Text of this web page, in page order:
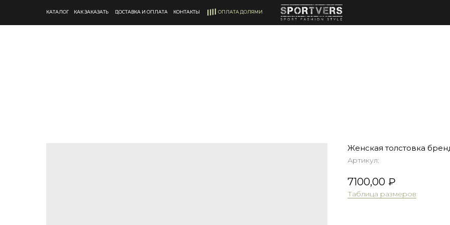
ОПЛАТА ДОЛЯМИ
КАТАЛОГ КАК ЗАКАЗАТЬ ДОСТАВКА И ОПЛАТА КОНТАКТЫ
Женская толстовка
Артикул:
7100,00 ₽
Таблица размеров